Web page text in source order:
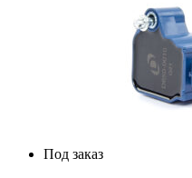
двигателя
магнитом
BMW/MINI
Под заказ